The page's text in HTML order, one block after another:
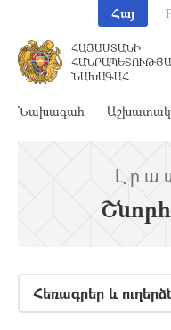
Հայ
ՀԱՅԱՍՏԱՆԻ
ՆԱԽԱԳԱՀ
Նախագահ
Հեռագրեր և